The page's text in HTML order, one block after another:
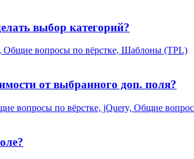
выбор категорий?
вопросы по вёрстке, Шаблоны (TPL)
от выбранного доп. поля?
вопросы по вёрстке, jQuery, Общие